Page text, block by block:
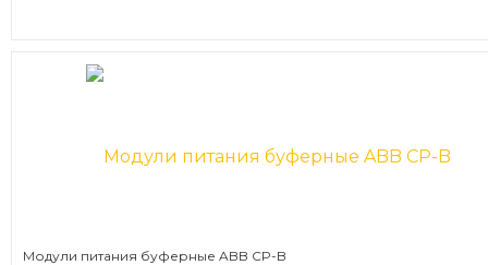
Модули питания буферные ABB CP-B